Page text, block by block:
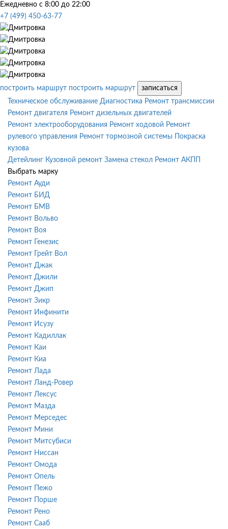
Ежедневно с 8:00 до 22:00
+7 (499) 450-63-77
построить маршрут построить маршрут
записаться
Техническое обслуживание Диагностика Ремонт трансмиссии
Ремонт двигателя Ремонт дизельных двигателей
Ремонт электрооборудования Ремонт ходовой Ремонт
рулевого управления Ремонт тормозной системы
Покраска
кузова
Детейлинг Кузовной ремонт Замена стекол Ремонт АКПП
Выбрать марку
Ремонт Ауди
Ремонт БИД
Ремонт БМВ
Ремонт Вольво
Ремонт Воя
Ремонт Генезис
Ремонт Грейт Вол
Ремонт Джак
Ремонт Джили
Ремонт Джип
Ремонт Зикр
Ремонт Инфинити
Ремонт Исузу
Ремонт Кадиллак
Ремонт Каи
Ремонт Киа
Ремонт Лада
Ремонт Ланд-Ровер
Ремонт Лексус
Ремонт Мазда
Ремонт Мерседес
Ремонт Мини
Ремонт Митсубиси
Ремонт Ниссан
Ремонт Омода
Ремонт Опель
Ремонт Пежо
Ремонт Порше
Ремонт Рено
Ремонт Сааб